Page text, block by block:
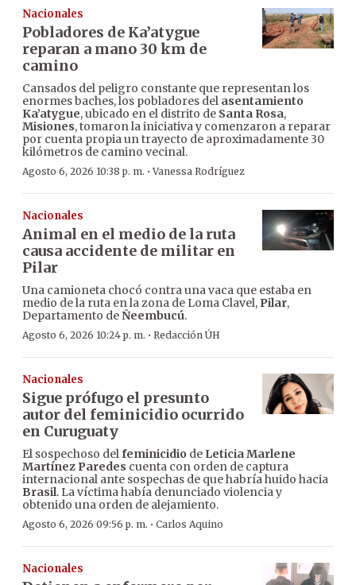
Nacionales
Pobladores de Ka’atygue
reparan a mano 30 km de
camino
Cansados del peligro constante que representan los
enormes baches, los pobladores del asentamiento
Ka’atygue, ubicado en el distrito de Santa Rosa,
Misiones, tomaron la iniciativa y comenzaron a reparar
por cuenta propia un trayecto de aproximadamente 30
kilómetros de camino vecinal.
Agosto 6, 2026 10:38 p. m. ·Vanessa Rodríguez
Nacionales
Animal en el medio de la ruta
causa accidente de militar en
Pilar
Una camioneta chocó contra una vaca que estaba en
medio de la ruta en la zona de Loma Clavel, Pilar,
Departamento deÑeembucú.
Agosto 6, 2026 10:24 p. m. · Redacción ÚH
Nacionales
Sigue prófugo el presunto
autor del feminicidio ocurrido
en Curuguaty
El sospechoso delfeminicidio de Leticia Marlene
Martínez Paredes cuenta con orden de captura
internacional ante sospechas de que habría huido hacia
Brasil. La víctima había denunciado violencia y
obtenido una orden de alejamiento.
Agosto 6, 2026 09:56 p. m. · Carlos Aquino
Nacionales